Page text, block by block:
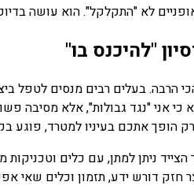
לא "התקלקל". הוא עושה
"להיכנס בו"
הרבה. בעלים רבים מנסים לטפל
כי אני "נגד גבולות", אלא מסיבה
רק הופך אתכם בעיניו למטרד, פוגע
ניתן למתן, עם כלים
חזק דורש ידע, תזמון וכלים שאי